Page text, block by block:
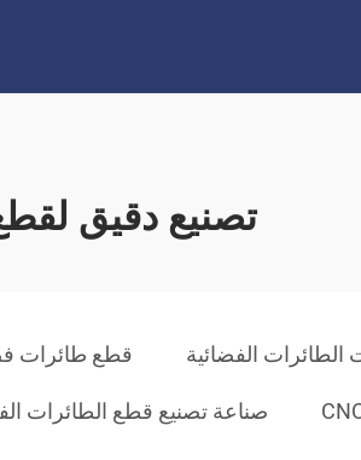
تصنيع دقيق
الفضائية قطع طائرات
صناعة تصنيع قطع الطائرات